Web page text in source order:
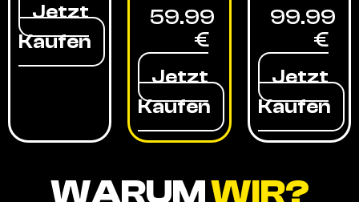
Jetzt
Kaufen
59.99
€
Jetzt
Kaufen
99.99
€
Jetzt
Kaufen
WARUMWIR?